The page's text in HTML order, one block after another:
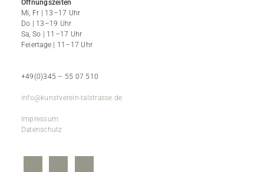
Öffnungszeiten
Mi, Fr | 13–17 Uhr
Do | 13–19 Uhr
Sa, So | 11–17 Uhr
Feiertage | 11–17 Uhr
+49(0)345 – 55 07 510
info@kunstverein-talstrasse.de
Impressum
Datenschutz